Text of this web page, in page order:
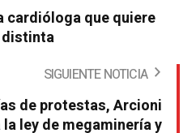
cardióloga que quiere
distinta
SIGUIENTE NOTICIA
de protestas, Arcioni
ley de megaminería y